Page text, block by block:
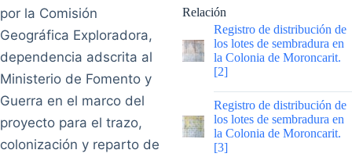
por la Comisión
Geográfica Exploradora,
dependencia adscrita al
Ministerio de Fomento y
Guerra en el marco del
proyecto para el trazo,
colonización y reparto de
Relación
Registro de distribución de
los lotes de sembradura en
la Colonia de Moroncarit.
[2]
|
Registro de distribución de
los lotes de sembradura en
la Colonia de Moroncarit.
[3]